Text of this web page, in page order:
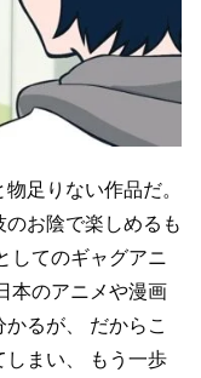
足りない作品だ。
お陰で楽しめるも
してのギャグアニ
本のアニメや漫画
るが、
だからこ
まい、
もう一歩